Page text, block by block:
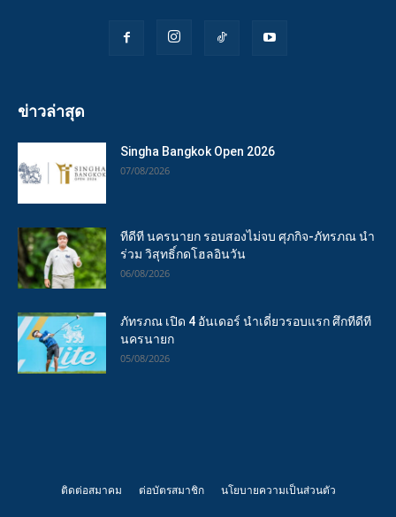
ข่าวล่าสุด
Singha Bangkok Open 2026
07/08/2026
ทีดีที นครนายก รอบสองไม่จบ ศุภกิจ-ภัทรภณ นำ
ร่วม วิสุทธิ์กดโฮลอินวัน
06/08/2026
ภัทรภณ เปิด 4 อันเดอร์ นำเดี่ยวรอบแรก ศึกทีดีที
นครนายก
05/08/2026
ติดต่อสมาคม ต่อบัตรสมาชิก นโยบายความเป็นส่วนตัว